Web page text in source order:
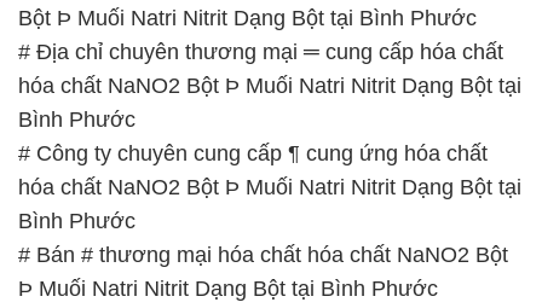
Bột Þ Muối Natri Nitrit Dạng Bột tại Bình Phước
# Địa chỉ chuyên thương mại ═ cung cấp hóa chất
hóa chất NaNO2 Bột Þ Muối Natri Nitrit Dạng Bột tại
Bình Phước
# Công ty chuyên cung cấp ¶ cung ứng hóa chất
hóa chất NaNO2 Bột Þ Muối Natri Nitrit Dạng Bột tại
Bình Phước
# Bán # thương mại hóa chất hóa chất NaNO2 Bột
Þ Muối Natri Nitrit Dạng Bột tại Bình Phước